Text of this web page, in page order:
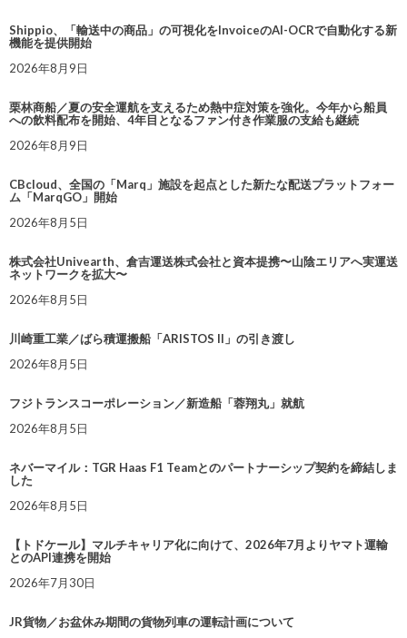
Shippio、「輸送中の商品」の可視化をInvoiceのAI-OCRで自動化する新
機能を提供開始
2026年8月9日
栗林商船／夏の安全運航を支えるため熱中症対策を強化。今年から船員
への飲料配布を開始、4年目となるファン付き作業服の支給も継続
2026年8月9日
CBcloud、全国の「Marq」施設を起点とした新たな配送プラットフォー
ム「MarqGO」開始
2026年8月5日
株式会社Univearth、倉吉運送株式会社と資本提携〜山陰エリアへ実運送
ネットワークを拡大〜
2026年8月5日
川崎重工業／ばら積運搬船「ARISTOS II」の引き渡し
2026年8月5日
フジトランスコーポレーション／新造船「蓉翔丸」就航
2026年8月5日
ネバーマイル：TGR Haas F1 Teamとのパートナーシップ契約を締結しま
した
2026年8月5日
【トドケール】マルチキャリア化に向けて、2026年7月よりヤマト運輸
とのAPI連携を開始
2026年7月30日
JR貨物／お盆休み期間の貨物列車の運転計画について